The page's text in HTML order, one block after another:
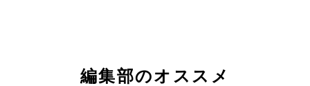
編集部のオススメ